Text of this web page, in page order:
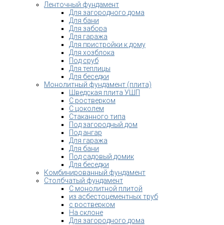
Ленточный фундамент
Для загородного дома
Для бани
Для забора
Для гаража
Для пристройки к дому
Для хозблока
Под сруб
Для теплицы
Для беседки
Монолитный фундамент (плита)
Шведская плита УШП
С ростверком
С цоколем
Стаканного типа
Под загородный дом
Под ангар
Для гаража
Для бани
Под садовый домик
Для беседки
Комбинированный фундамент
Столбчатый фундамент
С монолитной плитой
из асбестоцементных труб
с ростверком
На склоне
Для загородного дома